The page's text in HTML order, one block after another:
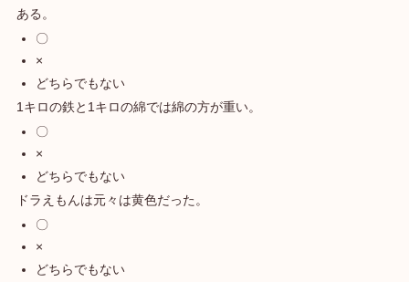
ある。
〇
×
どちらでもない
1キロの鉄と1キロの綿では綿の方が重い。
〇
×
どちらでもない
ドラえもんは元々は黄色だった。
〇
×
どちらでもない